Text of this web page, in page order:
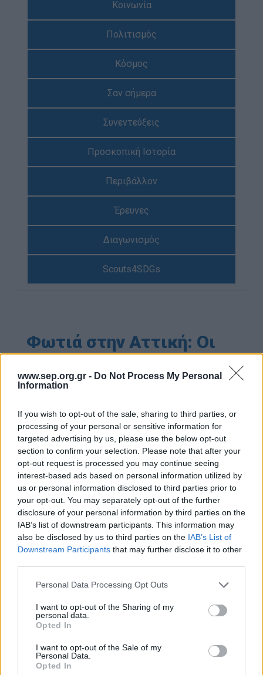
www.sep.org.gr - Do Not Process My Personal
Information
If you wish to opt-out of the sale, sharing to third parties, or
processing of your personal or sensitive information for
targeted advertising by us, please use the below opt-out
section to confirm your selection. Please note that after your
opt-out request is processed you may continue seeing
interest-based ads based on personal information utilized by
us or personal information disclosed to third parties prior to
your opt-out. You may separately opt-out of the further
disclosure of your personal information by third parties on the
IAB’s list of downstream participants. This information may
also be disclosed by us to third parties on the IAB’s List of
Downstream Participants that may further disclose it to other
Please note that this website/app uses one or more Google
not limited to your visit or usage behaviour. You may click to
grant or deny consent to Google and its third-party tags to
use your data for below specified purposes in below Google
consent section.
Personal Data Processing Opt Outs
I want to opt-out of the Sharing of my
personal data.
Opted In
I want to opt-out of the Sale of my
Personal Data.
Opted In
Η Προσκοπική Μέθοδος
Προσκοπικό Πρόγραμμα
Στόχοι Βιώσιμης Ανάπτυξης
Earth Tribe
Ομάδα Διάσωσης Άγριας Ζωής
Νέα
Media Center
Δελτία Τύπου
Φωτογραφικό Υλικό
Κοινωνία
Πολιτισμός
Κόσμος
Σαν σήμερα
Συνεντεύξεις
Προσκοπική Ιστορία
Περιβάλλον
Έρευνες
Διαγωνισμός
Scouts4SDGs
Φωτιά στην Αττική: Οι
Έλληνες Πρόσκοποι στο
πλευρό των
Δυνάμεων
Αρθρογραφος:Ομάδα Σύνταξης
Ημ/νια Έκδοσης:16/08/2017
Κατηγορίες: Κοινωνία
ι Έλληνες Πρόσκοποι, από την πρώτη στιγμή της
εκδήλωσης της δασικής πυρκαγιάς στην Αττική
κινητοποιήθηκαν, οργανώθηκαν σε ομάδες και
ανέμεναν οδηγίες από το Πυροσβεστικό Σώμα
Στις 15 Αυγούστου 2017, νωρίς το πρωί, 53
ενήλικα στελέχη κατέφθασαν και έστηναν το